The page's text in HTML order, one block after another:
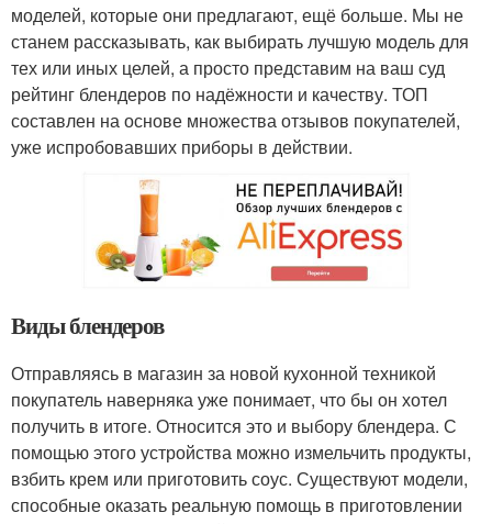
моделей, которые они предлагают, ещё больше. Мы не
станем рассказывать, как выбирать лучшую модель для
тех или иных целей, а просто представим на ваш суд
рейтинг блендеров по надёжности и качеству. ТОП
составлен на основе множества отзывов покупателей,
уже испробовавших приборы в действии.
Виды блендеров
Отправляясь в магазин за новой кухонной техникой
покупатель наверняка уже понимает, что бы он хотел
получить в итоге. Относится это и выбору блендера. С
помощью этого устройства можно измельчить продукты,
взбить крем или приготовить соус. Существуют модели,
способные оказать реальную помощь в приготовлении